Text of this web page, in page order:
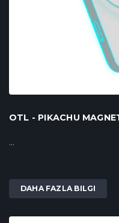
OTL - PIKACHU
...
DAHA FAZLA BILGI